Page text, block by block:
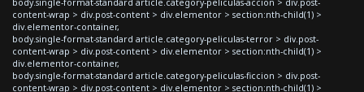
content-wrap > div.post-content > div.elementor > section:nth-child(1) >
div.elementor-container,
body.single-format-standard article.category-peliculas-terror > div.post-
content-wrap > div.post-content > div.elementor > section:nth-child(1) >
div.elementor-container,
body.single-format-standard article.category-peliculas-ficcion > div.post-
content-wrap > div.post-content > div.elementor > section:nth-child(1) >